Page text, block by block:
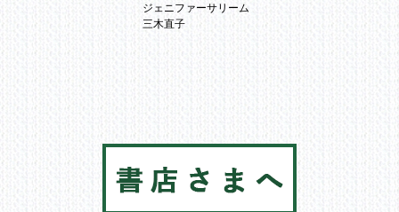
ジェニファーサリーム
三木直子